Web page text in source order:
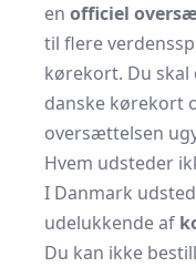
en officiel
til flere
kørekort. Du
danske kørekort
oversættelsen
Hvem udsteder
I Danmark
udelukkende af
Du kan ikke